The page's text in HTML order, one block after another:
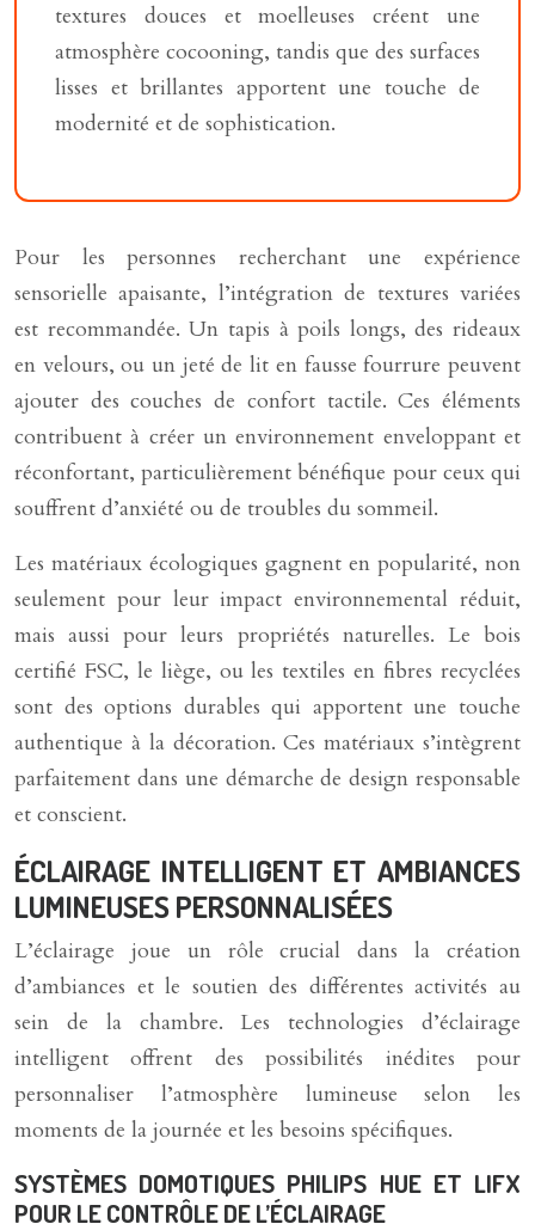
textures douces et moelleuses créent une
atmosphère cocooning, tandis que des surfaces
lisses et brillantes apportent une touche de
modernité et de sophistication.
Pour les personnes recherchant une expérience
sensorielle apaisante, l’intégration de textures variées
est recommandée. Un tapis à poils longs, des rideaux
en velours, ou un jeté de lit en fausse fourrure peuvent
ajouter des couches de confort tactile. Ces éléments
contribuent à créer un environnement enveloppant et
réconfortant, particulièrement bénéfique pour ceux qui
souffrent d’anxiété ou de troubles du sommeil.
Les matériaux écologiques gagnent en popularité, non
seulement pour leur impact environnemental réduit,
mais aussi pour leurs propriétés naturelles. Le bois
certifié FSC, le liège, ou les textiles en fibres recyclées
sont des options durables qui apportent une touche
authentique à la décoration. Ces matériaux s’intègrent
parfaitement dans une démarche de design responsable
et conscient.
ÉCLAIRAGE INTELLIGENT ET AMBIANCES
LUMINEUSES PERSONNALISÉES
L’éclairage joue un rôle crucial dans la création
d’ambiances et le soutien des différentes activités au
sein de la chambre. Les technologies d’éclairage
intelligent offrent des possibilités inédites pour
personnaliser l’atmosphère lumineuse selon les
moments de la journée et les besoins spécifiques.
SYSTÈMES DOMOTIQUES PHILIPS HUE ET LIFX
POUR LE CONTRÔLE DE L’ÉCLAIRAGE